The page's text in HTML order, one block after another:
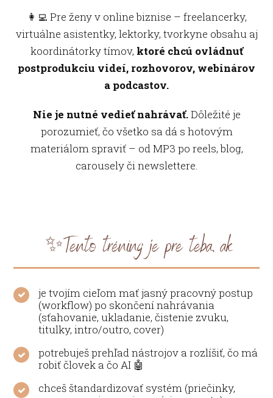
👩‍💻 Pre ženy v online biznise – freelancerky,
virtuálne asistentky, lektorky, tvorkyne obsahu aj
koordinátorky tímov, ktoré chcú ovládnuť
postprodukciu videí, rozhovorov, webinárov
a podcastov.
Nie je nutné vedieť nahrávať.Dôležité je
porozumieť, čo všetko sa dá s hotovým
materiálom spraviť – od MP3 po reels, blog,
carousely či newslettere.
✨Tento tréning je pre teba, ak
je tvojím cieľom mať jasný pracovný postup
(workflow) po skončení nahrávania
(sťahovanie, ukladanie, čistenie zvuku,
titulky, intro/outro, cover)
potrebuješ prehľad nástrojov a rozlíšiť, čo má
robiť človek a čo AI 🤖
chceš štandardizovať systém (priečinky,